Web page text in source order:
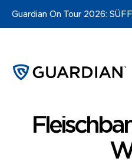
Guardian On Tour 2026: